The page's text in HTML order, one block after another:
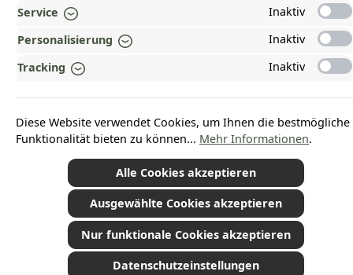
Vertrag widerrufen
AUSGEZEICHNET UND ZERTIFIZIERT!
WARUM HEAD-SHOP.DE?
*Alle Preise inkl. gesetzl. Mehrwertsteuer zzgl.Versandkostenund ggf.
Nachnahmegebühren, wenn nicht anders angegeben.
© 2026 Plamundo GmbH - Alle Rechte vorbehalten. Theme byThemeWare®
Service
Inaktiv
Personalisierung
Inaktiv
Tracking
Inaktiv
Diese Website verwendet Cookies, um Ihnen die bestmögliche
Funktionalität bieten zu können... Mehr Informationen.
Alle Cookies akzeptieren
Ausgewählte Cookies akzeptieren
Nur funktionale Cookies akzeptieren
Datenschutzeinstellungen